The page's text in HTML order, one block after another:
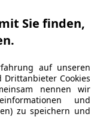
Sie finden,
auf unseren
Cookies
nennen wir
und
zu speichern und